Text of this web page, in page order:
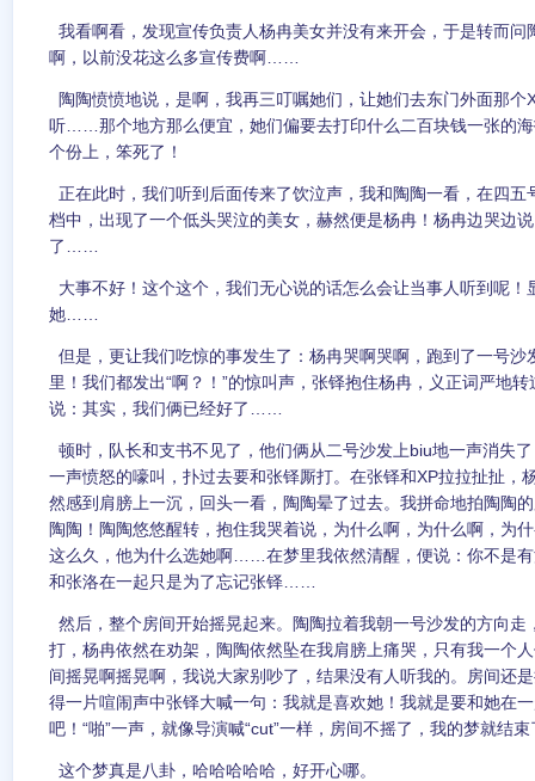
我看啊看，发现宣传负责人杨冉美女并没有来开会，于是转而问
啊，以前没花这么多宣传费啊……
陶陶愤愤地说，是啊，我再三叮嘱她们，让她们去东门外面那个
听……那个地方那么便宜，她们偏要去打印什么二百块钱一张的
个份上，笨死了！
正在此时，我们听到后面传来了饮泣声，我和陶陶一看，在四五
档中，出现了一个低头哭泣的美女，赫然便是杨冉！杨冉边哭边
了……
大事不好！这个这个，我们无心说的话怎么会让当事人听到呢！
她……
但是，更让我们吃惊的事发生了：杨冉哭啊哭啊，跑到了一号沙
里！我们都发出“啊？！”的惊叫声，张铎抱住杨冉，义正词严地
说：其实，我们俩已经好了……
顿时，队长和支书不见了，他们俩从二号沙发上biu地一声消失
一声愤怒的嚎叫，扑过去要和张铎厮打。在张铎和XP拉拉扯扯，
然感到肩膀上一沉，回头一看，陶陶晕了过去。我拼命地拍陶陶
陶陶！陶陶悠悠醒转，抱住我哭着说，为什么啊，为什么啊，
这么久，他为什么选她啊……在梦里我依然清醒，便说：你不是
和张洛在一起只是为了忘记张铎……
然后，整个房间开始摇晃起来。陶陶拉着我朝一号沙发的方向走
打，杨冉依然在劝架，陶陶依然坠在我肩膀上痛哭，只有我一个
间摇晃啊摇晃啊，我说大家别吵了，结果没有人听我的。房间还
得一片喧闹声中张铎大喊一句：我就是喜欢她！我就是要和她在
吧！“啪”一声，就像导演喊“cut”一样，房间不摇了，我的梦就结束
这个梦真是八卦，哈哈哈哈哈，好开心哪。